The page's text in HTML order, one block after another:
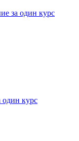
за один курс
один курс